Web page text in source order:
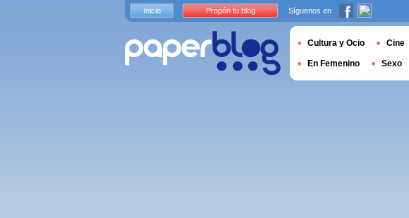
Inicio Propón tu blog Síguenos en
Cultura y Ocio Cine
En Femenino Sexo